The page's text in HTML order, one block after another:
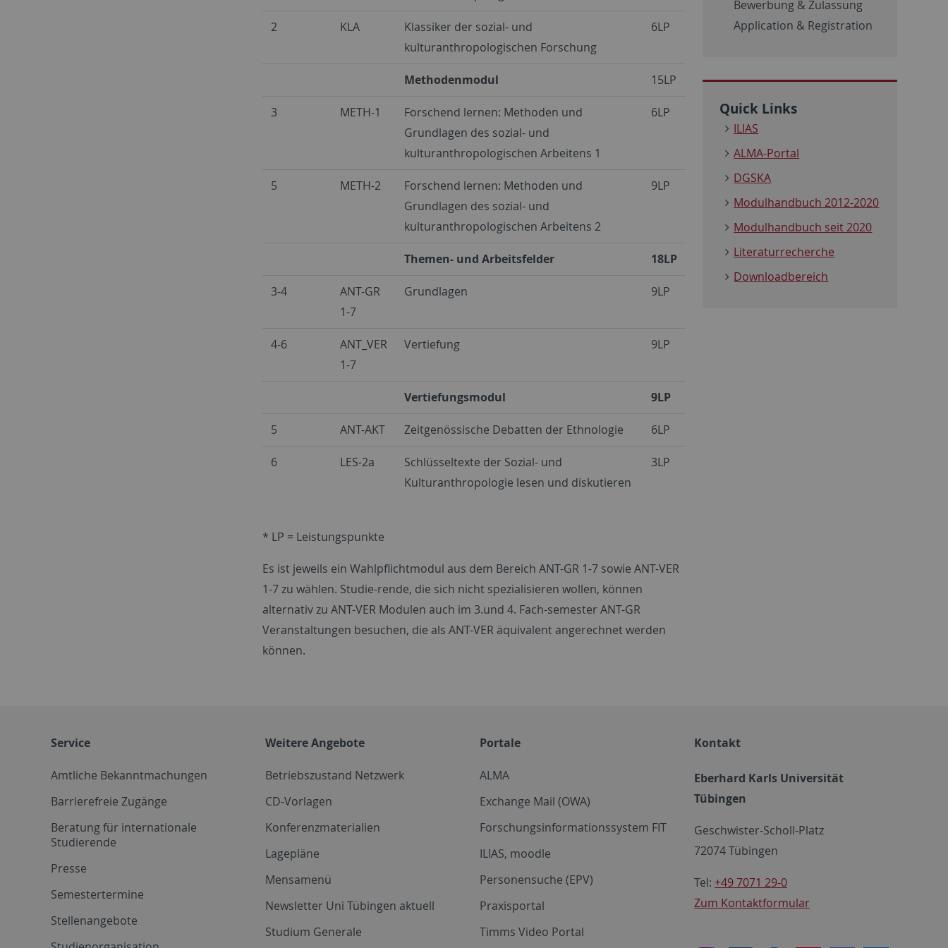
2 KLA
Klassiker der sozial- und
kulturanthropologischen Forschung
6LP
Methodenmodul 15LP
3 METH-1
Forschend lernen: Methoden und
Grundlagen des sozial- und
kulturanthropologischen Arbeitens 1
6LP
5 METH-2
Forschend lernen: Methoden und
Grundlagen des sozial- und
kulturanthropologischen Arbeitens 2
9LP
Themen- und Arbeitsfelder 18LP
3-4
ANT-GR
1-7
Grundlagen 9LP
4-6
ANT_VER
1-7
Vertiefung 9LP
Vertiefungsmodul 9LP
5 ANT-AKT Zeitgenössische Debatten der Ethnologie 6LP
6 LES-2a
Schlüsseltexte der Sozial- und
Kulturanthropologie lesen und diskutieren
3LP
* LP = Leistungspunkte
Es ist jeweils ein Wahlpflichtmodul aus dem Bereich ANT-GR 1-7 sowie ANT-VER
1-7 zu wählen. Studie-rende, die sich nicht spezialisieren wollen, können
alternativ zu ANT-VER Modulen auch im 3.und 4. Fach-semester ANT-GR
Veranstaltungen besuchen, die als ANT-VER äquivalent angerechnet werden
können.
Bewerbung & Zulassung
Application & Registration
Quick Links
ILIAS
ALMA-Portal
DGSKA
Modulhandbuch 2012-2020
Modulhandbuch seit 2020
Literaturrecherche
Downloadbereich
Service
Amtliche Bekanntmachungen
Barrierefreie Zugänge
Beratung für internationale
Studierende
Presse
Semestertermine
Stellenangebote
Weitere Angebote
Betriebszustand Netzwerk
CD-Vorlagen
Konferenzmaterialien
Lagepläne
Mensamenü
Newsletter Uni Tübingen aktuell
Studium Generale
Portale
ALMA
Exchange Mail (OWA)
Forschungsinformationssystem FIT
ILIAS, moodle
Personensuche (EPV)
Praxisportal
Timms Video Portal
Kontakt
Eberhard Karls Universität
Tübingen
Geschwister-Scholl-Platz
72074 Tübingen
Tel: +49 7071 29-0
Zum Kontaktformular